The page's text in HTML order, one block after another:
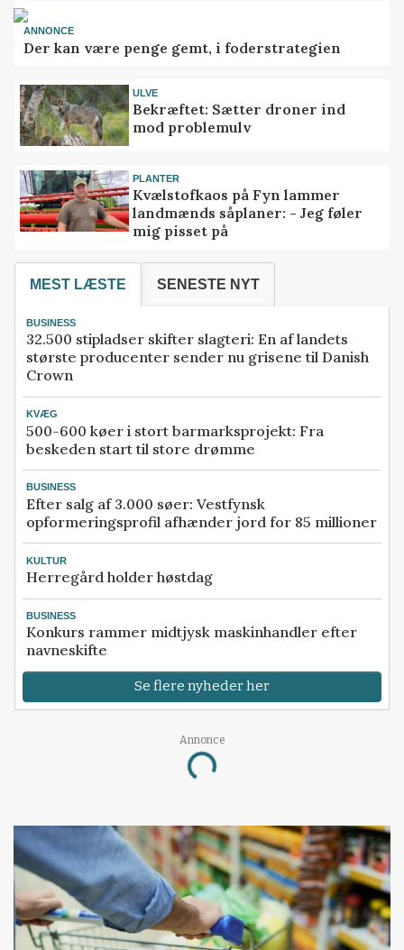
ANNONCE
Der kan være penge gemt, i foderstrategien
ULVE
Bekræftet: Sætter droner ind
mod problemulv
PLANTER
Kvælstofkaos på Fyn lammer
landmænds såplaner: - Jeg føler
mig pisset på
MEST LÆSTE SENESTE NYT
BUSINESS
32.500 stipladser skifter slagteri: En af landets
største producenter sender nu grisene til Danish
Crown
KVÆG
500-600 køer i stort barmarksprojekt: Fra
beskeden start til store drømme
BUSINESS
Efter salg af 3.000 søer: Vestfynsk
opformeringsprofil afhænder jord for 85 millioner
KULTUR
Herregård holder høstdag
BUSINESS
Konkurs rammer midtjysk maskinhandler efter
navneskifte
Se flere nyheder her
Annonce
Loading...